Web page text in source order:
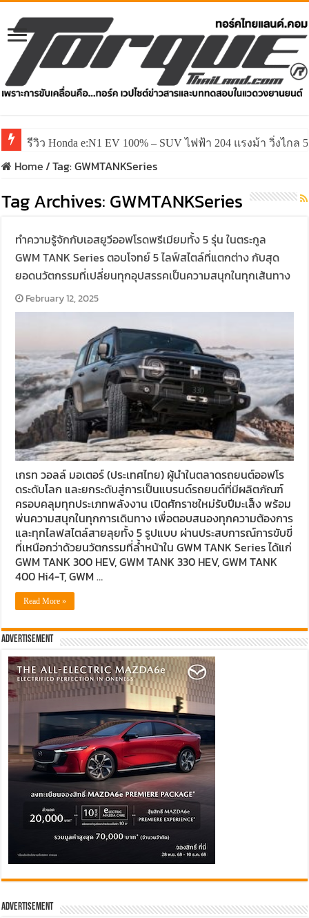
รีวิว Honda e:N1 EV 100% – SUV ไฟฟ้า 204 แรงม้า วิ่งไกล
Home/Tag:GWMTANKSeries
Tag Archives: GWMTANKSeries
ทำความรู้จักกับเอสยูวีออฟโรดพรีเมียมทั้ง 5 รุ่น ในตระกูล
GWM TANK Series ตอบโจทย์ 5 ไลฟ์สไตล์ที่แตกต่าง กับสุด
ยอดนวัตกรรมที่เปลี่ยนทุกอุปสรรคเป็นความสนุกในทุกเส้นทาง
February 12, 2025
เกรท วอลล์ มอเตอร์ (ประเทศไทย) ผู้นำในตลาดรถยนต์ออฟโร
ดระดับโลก และยกระดับสู่การเป็นแบรนด์รถยนต์ที่มีผลิตภัณฑ์
ครอบคลุมทุกประเภทพลังงาน เปิดศักราชใหม่รับปีมะเส็ง พร้อม
พ่นความสนุกในทุกการเดินทาง เพื่อตอบสนองทุกความต้องการ
และทุกไลฟสไตล์สายลุยทั้ง 5 รูปแบบ ผ่านประสบการณ์การขับขี่
ที่เหนือกว่าด้วยนวัตกรรมที่ล้ำหน้าใน GWM TANK Series ได้แก่
GWM TANK 300 HEV, GWM TANK 330 HEV, GWM TANK
400 Hi4-T, GWM …
Read More »
Advertisement
Advertisement